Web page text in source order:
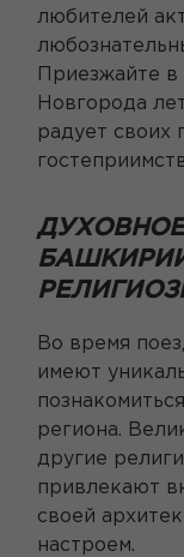
любителей
Приезжайте
Новгорода
радует своих
Во время
имеют
региона.
другие
привлекают
своей
настроем.